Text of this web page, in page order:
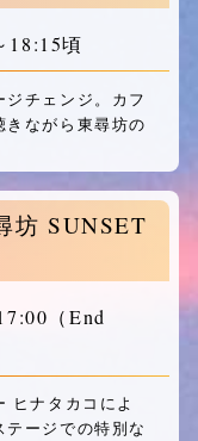
18:15頃
チェンジ。カフ
ながら東尋坊の
坊 SUNSET
（End
ヒナタカコによ
ージでの特別な